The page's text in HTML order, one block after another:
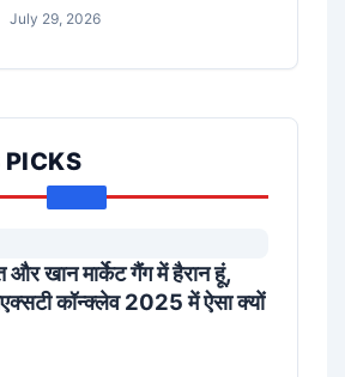
July 29, 2026
PICKS
खान मार्केट गैंग में हैरान हूं,
कॉन्क्लेव 2025 में ऐसा क्यों